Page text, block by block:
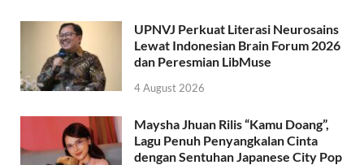
UPNVJ Perkuat Literasi Neurosains
Lewat Indonesian Brain Forum 2026
dan Peresmian LibMuse
4 August 2026
Maysha Jhuan Rilis “Kamu Doang”,
Lagu Penuh Penyangkalan Cinta
dengan Sentuhan Japanese City Pop